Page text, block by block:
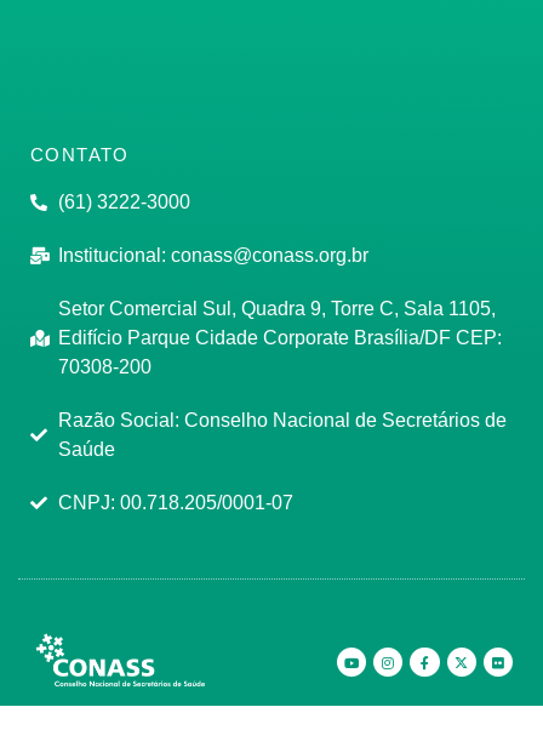
CONTATO
(61) 3222-3000
Institucional: conass@conass.org.br
Setor Comercial Sul, Quadra 9, Torre C, Sala 1105,
Edifício Parque Cidade Corporate Brasília/DF CEP:
70308-200
Razão Social: Conselho Nacional de Secretários de
Saúde
CNPJ: 00.718.205/0001-07